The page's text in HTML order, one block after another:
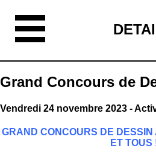
Grand Concours de
Vendredi 24 novembre 2023 -
GRAND CONCOURS DE
ET TOUS